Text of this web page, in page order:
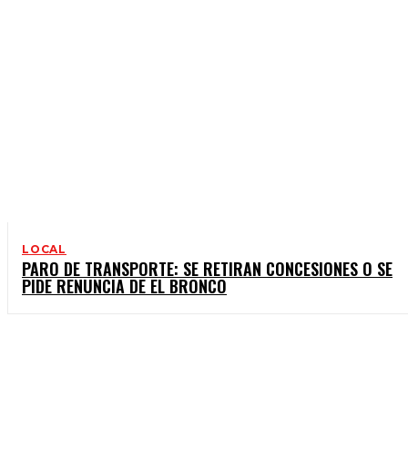
LOCAL
PARO DE TRANSPORTE: SE RETIRAN CONCESIONES O SE
PIDE RENUNCIA DE EL BRONCO